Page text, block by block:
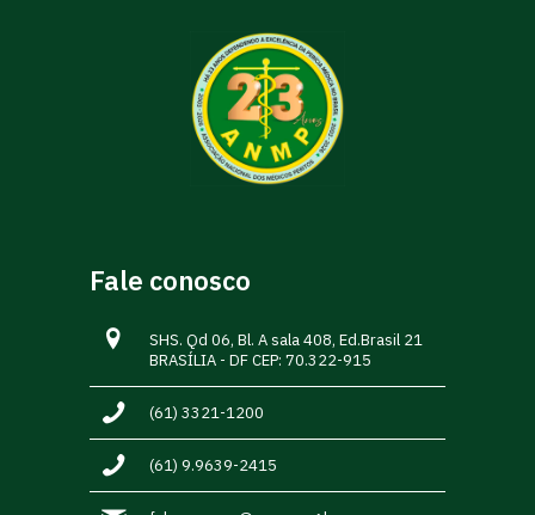
Fale conosco
SHS. Qd 06, Bl. A sala 408, Ed.Brasil 21
BRASÍLIA - DF CEP: 70.322-915
(61) 3321-1200
(61) 9.9639-2415